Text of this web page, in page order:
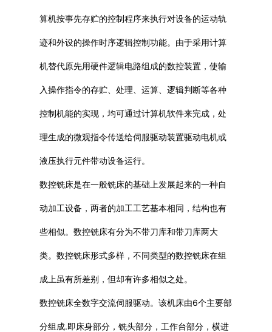
算机按事先存贮的控制程序来执行对设备的运动轨
迹和外设的操作时序逻辑控制功能。由于采用计算
机替代原先用硬件逻辑电路组成的数控装置，使输
入操作指令的存贮、处理、运算、逻辑判断等各种
控制机能的实现，均可通过计算机软件来完成，处
理生成的微观指令传送给伺服驱动装置驱动电机或
液压执行元件带动设备运行。
数控铣床是在一般铣床的基础上发展起来的一种自
动加工设备，两者的加工工艺基本相同，结构也有
些相似。数控铣床有分为不带刀库和带刀库两大
类。数控铣床形式多样，不同类型的数控铣床在组
成上虽有所差别，但却有许多相似之处。
数控铣床全数字交流伺服驱动。该机床由6个主要部
分组成.即床身部分，铣头部分，工作台部分，横进